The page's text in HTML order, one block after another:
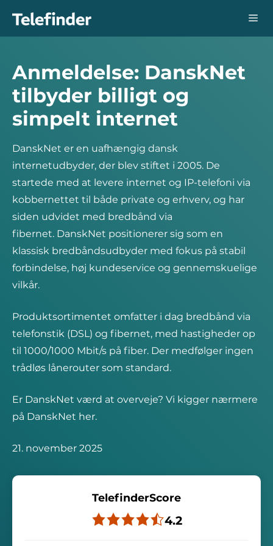
Anmeldelse: DanskNet
tilbyder billigt og
simpelt internet
DanskNet er en uafhængig dansk
internetudbyder, der blev stiftet i 2005. De
startede med at levere internet og IP-telefoni via
kobbernettet til både private og erhverv, og har
siden udvidet med bredbånd via
fibernet. DanskNet positionerer sig som en
klassisk bredbåndsudbyder med fokus på stabil
forbindelse, høj kundeservice og gennemskuelige
vilkår.
Produktsortimentet omfatter i dag bredbånd via
telefonstik (DSL) og fibernet, med hastigheder op
til 1000/1000 Mbit/s på fiber. Der medfølger ingen
trådløs lånerouter som standard.
Er DanskNet værd at overveje? Vi kigger nærmere
på DanskNet her.
21. november 2025
TelefinderScore
4.2